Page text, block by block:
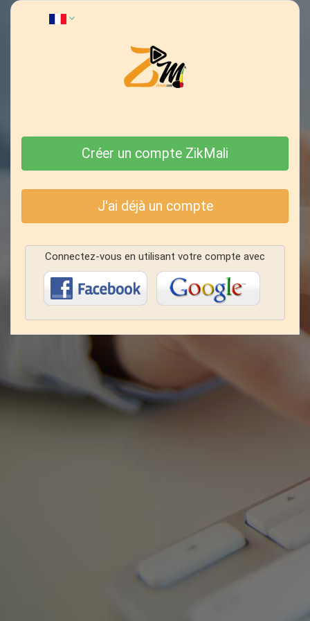
Créer un compte ZikMali
J'ai déjà un compte
Connectez-vous en utilisant votre compte avec